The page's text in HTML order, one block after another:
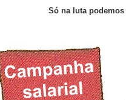
Só na luta